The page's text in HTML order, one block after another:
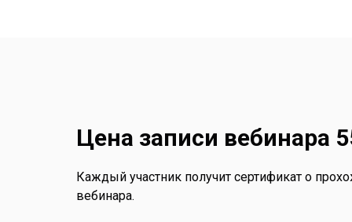
Цена записи вебинара
Каждый участник получит сертификат о
вебинара.